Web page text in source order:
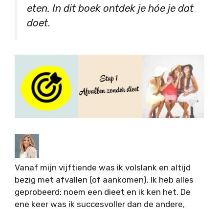
eten. In dit boek ontdek je hóe je dat
doet.
Vanaf mijn vijftiende was ik volslank en altijd
bezig met afvallen (of aankomen). Ik heb alles
geprobeerd: noem een dieet en ik ken het. De
ene keer was ik succesvoller dan de andere,